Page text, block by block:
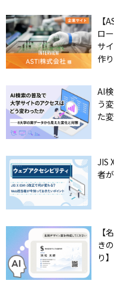
【
ロ
サ
作
AI
う
た
JIS
者
【
き
り】